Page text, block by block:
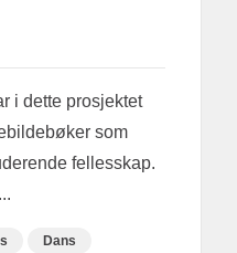
i dette prosjektet
som
fellesskap.
Dans